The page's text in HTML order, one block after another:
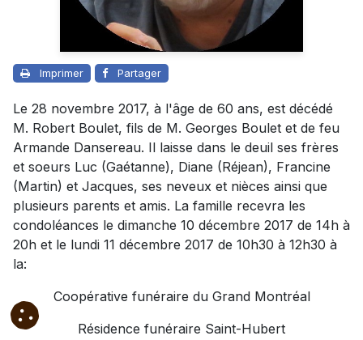
Imprimer Partager
Le 28 novembre 2017, à l'âge de 60 ans, est décédé
M. Robert Boulet, fils de M. Georges Boulet et de feu
Armande Dansereau. Il laisse dans le deuil ses frères
et soeurs Luc (Gaétanne), Diane (Réjean), Francine
(Martin) et Jacques, ses neveux et nièces ainsi que
plusieurs parents et amis. La famille recevra les
condoléances le dimanche 10 décembre 2017 de 14h à
20h et le lundi 11 décembre 2017 de 10h30 à 12h30 à
la:
Coopérative funéraire du Grand Montréal
Résidence funéraire Saint-Hubert